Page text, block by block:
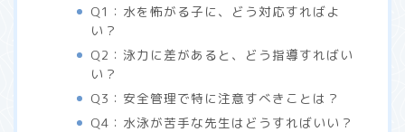
Q1：水を怖がる子に、どう対応すればよ
い？
Q2：泳力に差があると、どう指導すればい
い？
Q3：安全管理で特に注意すべきことは？
Q4：水泳が苦手な先生はどうすればいい？